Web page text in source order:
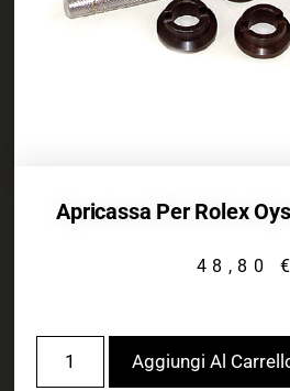
Apricassa Per Rolex
48,80 €
Aggiungi Al